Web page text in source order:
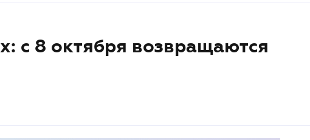
с 8 октября возвращаются